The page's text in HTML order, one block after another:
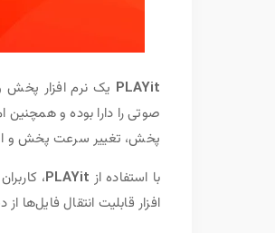
PLAYit یک نرم افزار پخش
پخش، تغییر سرعت پخش و
با استفاده از PLAYit،
افزار قابلیت انتقال فایل‌ها